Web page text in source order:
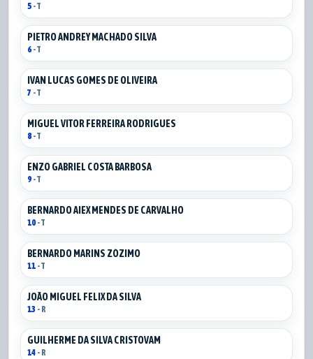
5 - T
PIETRO ANDREY MACHADO SILVA
6- T
IVAN LUCAS GOMES DE OLIVEIRA
7 - T
MIGUEL VITOR FERREIRA RODRIGUES
8- T
ENZO GABRIEL COSTA BARBOSA
9- T
BERNARDO AIEX MENDES DE CARVALHO
10- T
BERNARDO MARINS ZÓZIMO
11 - T
JOÃO MIGUEL FELIX DA SILVA
13 - R
GUILHERME DA SILVA CRISTOVAM
14 - R